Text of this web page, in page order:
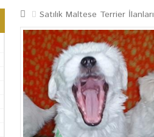
Satılık Maltese Terrier İlanları